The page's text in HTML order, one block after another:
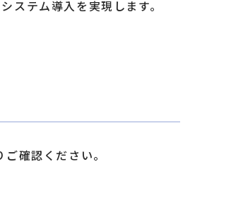
ステム導入を実現します。
確認ください。